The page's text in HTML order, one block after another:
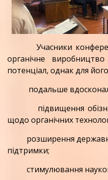
Учасники
органічне
потенціал, однак для його
подальше
підвищення
щодо органічних
розширення
підтримки;
стимулювання